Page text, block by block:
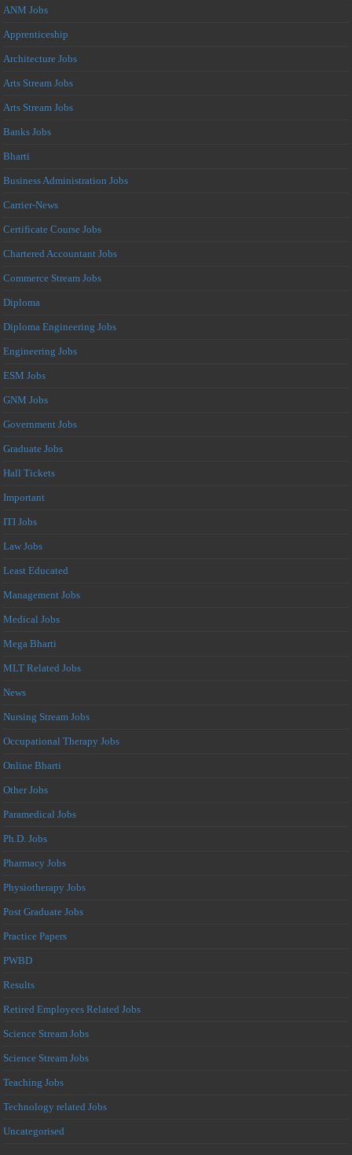
ANM Jobs
Apprenticeship
Architecture Jobs
Arts Stream Jobs
Arts Stream Jobs
Banks Jobs
Bharti
Business Administration Jobs
Carrier-News
Certificate Course Jobs
Chartered Accountant Jobs
Commerce Stream Jobs
Diploma
Diploma Engineering Jobs
Engineering Jobs
ESM Jobs
GNM Jobs
Government Jobs
Graduate Jobs
Hall Tickets
Important
ITI Jobs
Law Jobs
Least Educated
Management Jobs
Medical Jobs
Mega Bharti
MLT Related Jobs
News
Nursing Stream Jobs
Occupational Therapy Jobs
Online Bharti
Other Jobs
Paramedical Jobs
Ph.D. Jobs
Pharmacy Jobs
Physiotherapy Jobs
Post Graduate Jobs
Practice Papers
PWBD
Results
Retired Employees Related Jobs
Science Stream Jobs
Science Stream Jobs
Teaching Jobs
Technology related Jobs
Uncategorised